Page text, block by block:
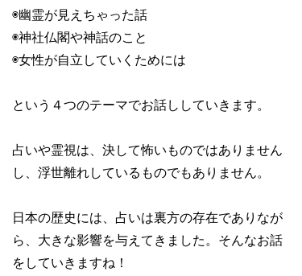
◉幽霊が見えちゃった話
◉神社仏閣や神話のこと
◉女性が自立していくためには
という４つのテーマでお話ししていきます。
占いや霊視は、決して怖いものではありません
し、浮世離れしているものでもありません。
日本の歴史には、占いは裏方の存在でありなが
ら、大きな影響を与えてきました。そんなお話
をしていきますね！